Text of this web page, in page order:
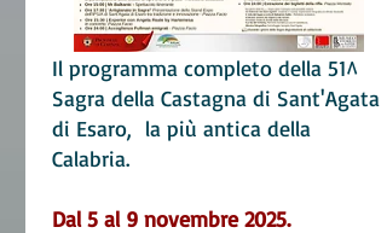
Il programma completo della 51^
Sagra della Castagna di Sant'Agata
di Esaro, la più antica della
Calabria.
Dal 5 al 9 novembre 2025.